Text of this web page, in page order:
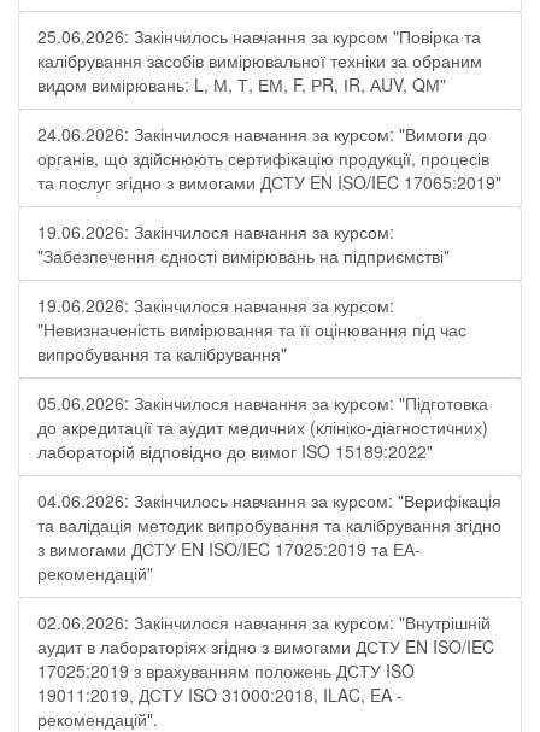
25.06.2026: Закінчилось навчання за курсом "Повірка та
калібрування засобів вимірювальної техніки за обраним
видом вимірювань: L, М, Т, ЕМ, F, РR, ІR, АUV, QМ"
24.06.2026: Закінчилося навчання за курсом: "Вимоги до
органів, що здійснюють сертифікацію продукції, процесів
та послуг згідно з вимогами ДСТУ EN ISO/IEC 17065:2019"
19.06.2026: Закінчилося навчання за курсом:
"Забезпечення єдності вимірювань на підприємстві"
19.06.2026: Закінчилося навчання за курсом:
"Невизначеність вимірювання та її оцінювання під час
випробування та калібрування"
05.06.2026: Закінчилося навчання за курсом: "Підготовка
до акредитації та аудит медичних (клініко-діагностичних)
лабораторій відповідно до вимог ISO 15189:2022"
04.06.2026: Закінчилось навчання за курсом: "Верифікація
та валідація методик випробування та калібрування згідно
з вимогами ДСТУ EN ISO/IEC 17025:2019 та ЕА-
рекомендацій"
02.06.2026: Закінчилося навчання за курсом: "Внутрішній
аудит в лабораторіях згідно з вимогами ДСТУ EN ISO/IEC
17025:2019 з врахуванням положень ДСТУ ISO
19011:2019, ДСТУ ISO 31000:2018, ILAC, EA -
рекомендацій".